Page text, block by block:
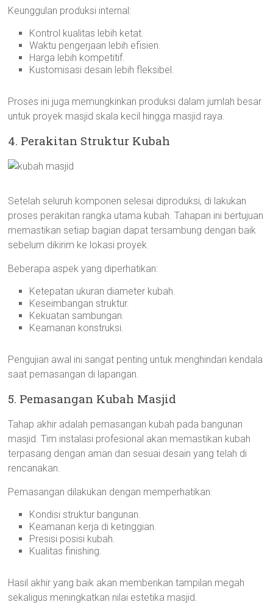
Keunggulan produksi internal:
Kontrol kualitas lebih ketat.
Waktu pengerjaan lebih efisien.
Harga lebih kompetitif.
Kustomisasi desain lebih fleksibel.
Proses ini juga memungkinkan produksi dalam jumlah besar
untuk proyek masjid skala kecil hingga masjid raya.
4. Perakitan Struktur Kubah
Setelah seluruh komponen selesai diproduksi, di lakukan
proses perakitan rangka utama kubah. Tahapan ini bertujuan
memastikan setiap bagian dapat tersambung dengan baik
sebelum dikirim ke lokasi proyek.
Beberapa aspek yang diperhatikan:
Ketepatan ukuran diameter kubah.
Keseimbangan struktur.
Kekuatan sambungan.
Keamanan konstruksi.
Pengujian awal ini sangat penting untuk menghindari kendala
saat pemasangan di lapangan.
5. Pemasangan Kubah Masjid
Tahap akhir adalah pemasangan kubah pada bangunan
masjid. Tim instalasi profesional akan memastikan kubah
terpasang dengan aman dan sesuai desain yang telah di
rencanakan.
Pemasangan dilakukan dengan memperhatikan:
Kondisi struktur bangunan.
Keamanan kerja di ketinggian.
Presisi posisi kubah.
Kualitas finishing.
Hasil akhir yang baik akan memberikan tampilan megah
sekaligus meningkatkan nilai estetika masjid.